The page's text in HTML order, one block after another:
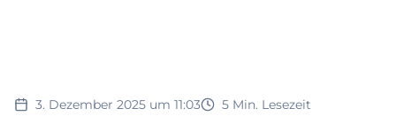
3. Dezember 2025 um 11:03 5 Min. Lesezeit